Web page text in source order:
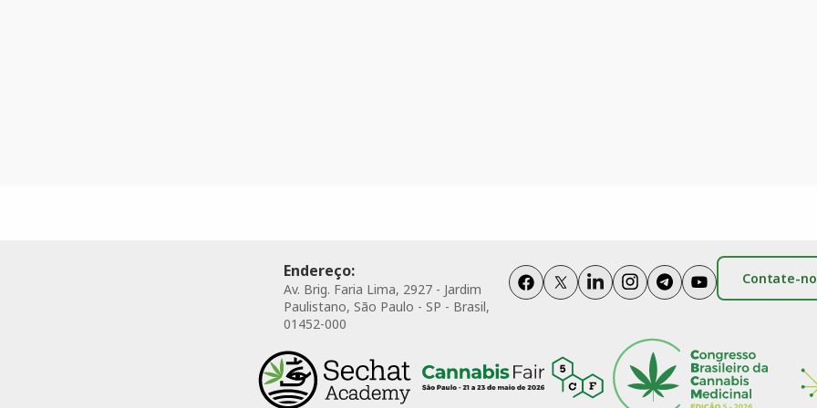
Endereço:
Av. Brig. Faria Lima, 2927 - Jardim
Paulistano, São Paulo - SP - Brasil,
01452-000
Contate-